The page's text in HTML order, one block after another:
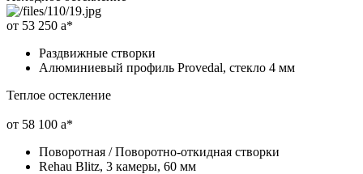
от 53 250 a*
Раздвижные створки
Алюминиевый профиль Provedal, стекло 4 мм
Теплое остекление
от 58 100 a*
Поворотная / Поворотно-откидная створки
Rehau Blitz, 3 камеры, 60 мм